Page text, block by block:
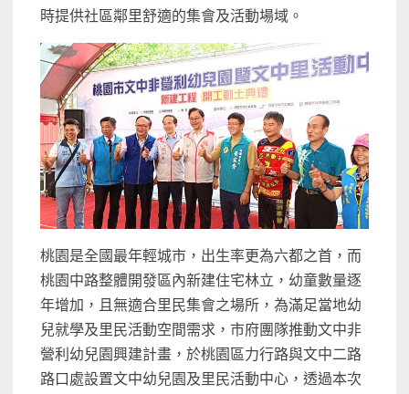
時提供社區鄰里舒適的集會及活動場域。
桃園是全國最年輕城市，出生率更為六都之首，而
桃園中路整體開發區內新建住宅林立，幼童數量逐
年增加，且無適合里民集會之場所，為滿足當地幼
兒就學及里民活動空間需求，市府團隊推動文中非
營利幼兒園興建計畫，於桃園區力行路與文中二路
路口處設置文中幼兒園及里民活動中心，透過本次